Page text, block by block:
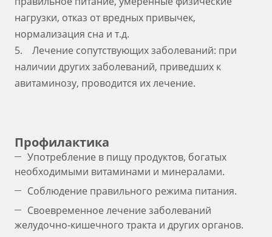
нагрузки, отказ от вредных привычек,
нормализация сна и т.д.
5. Лечение сопутствующих заболеваний: при
наличии других заболеваний, приведших к
авитаминозу, проводится их лечение.
Профилактика
Употребление в пищу продуктов, богатых
необходимыми витаминами и минералами.
Соблюдение правильного режима питания.
Своевременное лечение заболеваний
желудочно-кишечного тракта и других органов.